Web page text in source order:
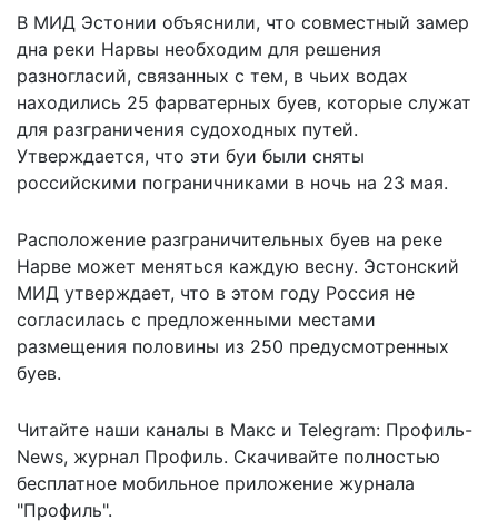
В МИД Эстонии объяснили, что совместный замер
дна реки Нарвы необходим для решения
разногласий, связанных с тем, в чьих водах
находились 25 фарватерных буев, которые служат
для разграничения судоходных путей.
Утверждается, что эти буи были сняты
российскими пограничниками в ночь на 23 мая.
Расположение разграничительных буев на реке
Нарве может меняться каждую весну. Эстонский
МИД утверждает, что в этом году Россия не
согласилась с предложенными местами
размещения половины из 250 предусмотренных
буев.
Читайте наши каналы в Макс и Telegram: Профиль-
News, журнал Профиль. Скачивайте полностью
бесплатное мобильное приложение журнала
"Профиль".